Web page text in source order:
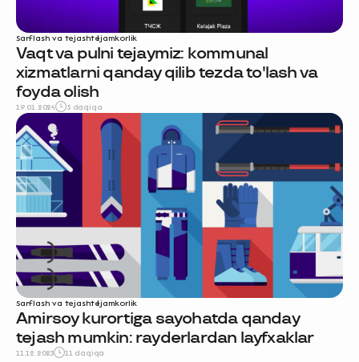
Sarflash va tejashtejamkorlik
Vaqt va pulni tejaymiz: kommunal
xizmatlarni qanday qilib tezda to'lash va
foyda olish
19.01.2024 5 daqiqa
Sarflash va tejashtejamkorlik
Amirsoy kurortiga sayohatda qanday
tejash mumkin: rayderlardan layfxaklar
11.12.2023 11 daqiqa